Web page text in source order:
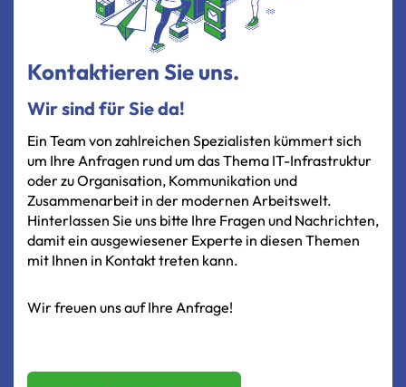
Kontaktieren Sie uns.
Wir sind für Sie da!
Ein Team von zahlreichen Spezialisten kümmert sich
um Ihre Anfragen rund um das Thema IT-Infrastruktur
oder zu Organisation, Kommunikation und
Zusammenarbeit in der modernen Arbeitswelt.
Hinterlassen Sie uns bitte Ihre Fragen und Nachrichten,
damit ein ausgewiesener Experte in diesen Themen
mit Ihnen in Kontakt treten kann.
Wir freuen uns auf Ihre Anfrage!